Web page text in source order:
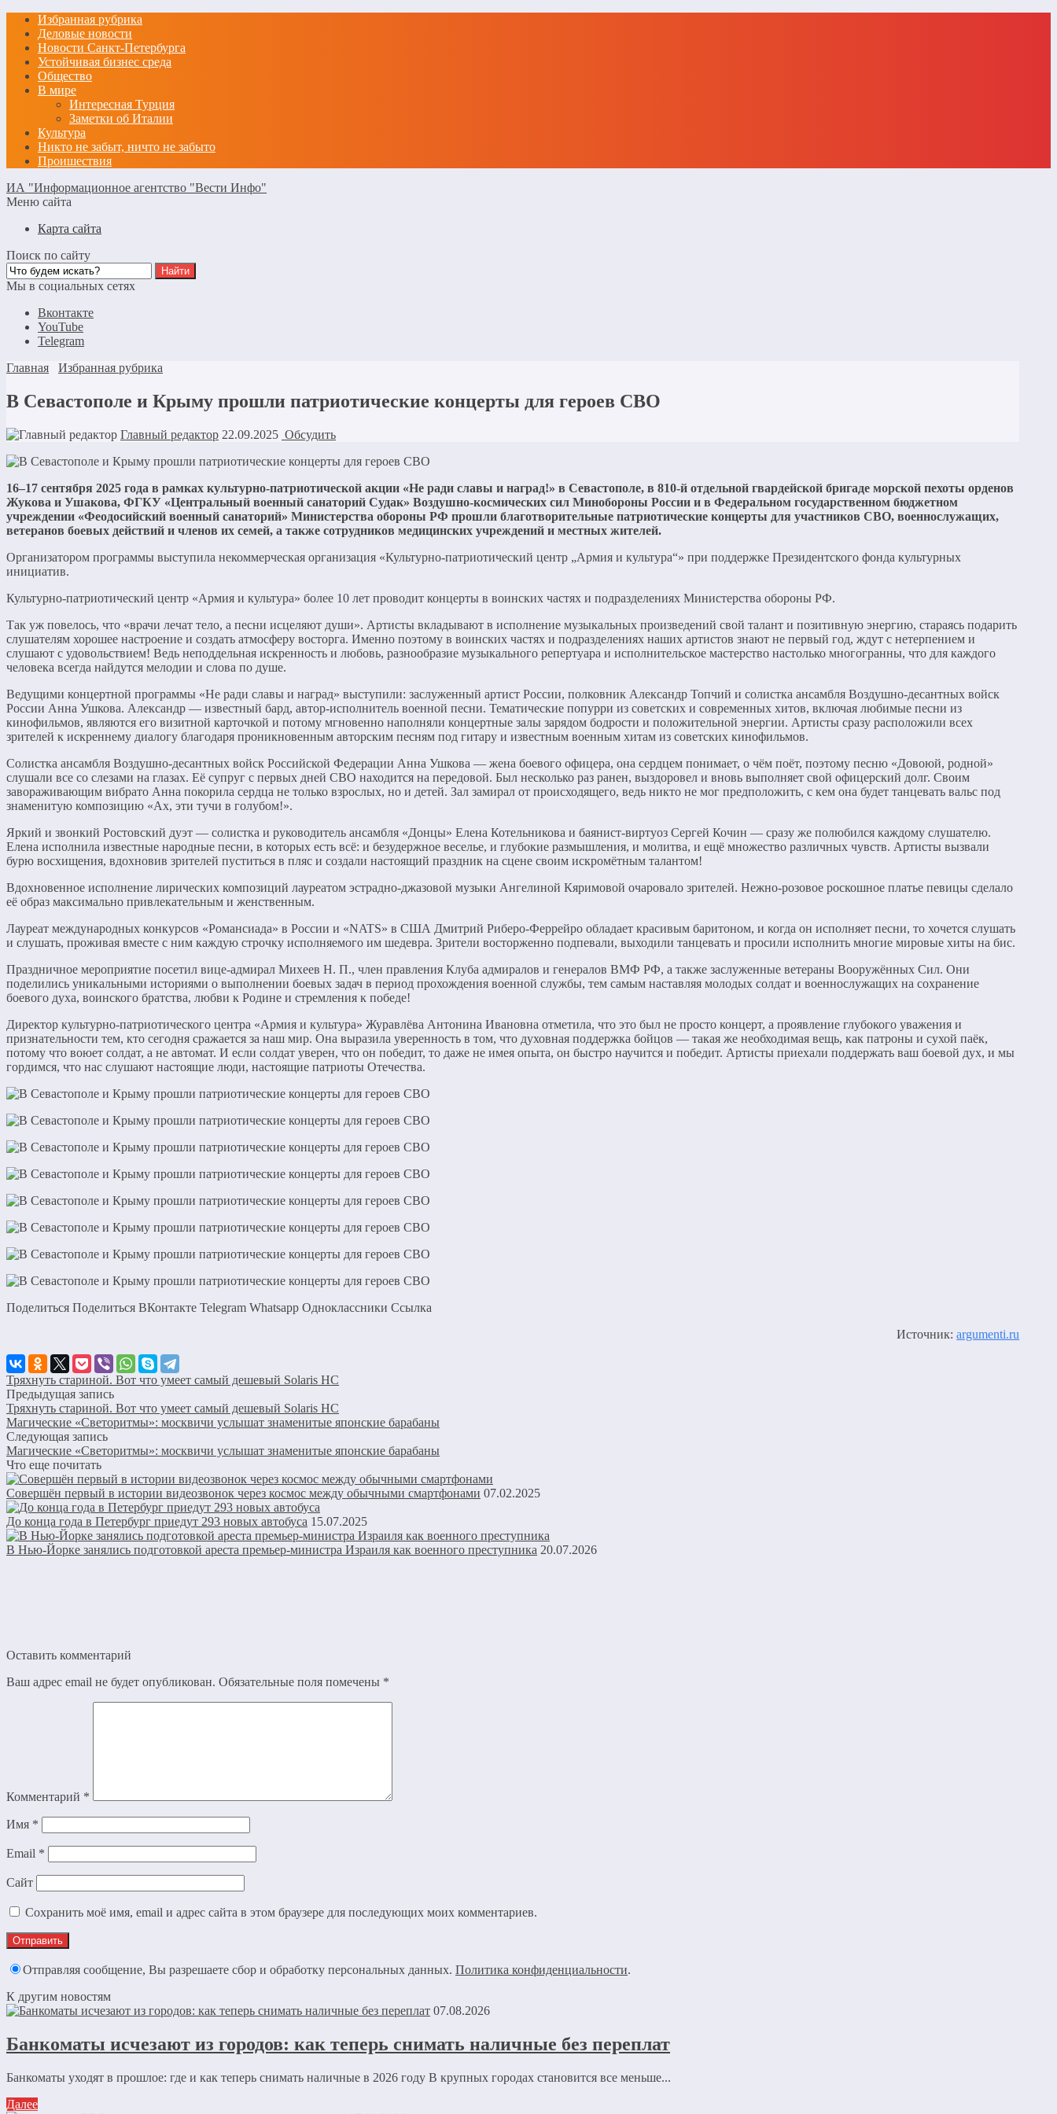
Избранная рубрика
Деловые новости
Новости Санкт-Петербурга
Устойчивая бизнес среда
Общество
В мире
Интересная Турция
Заметки об Италии
Культура
Никто не забыт, ничто не забыто
Проишествия
ИА "Информационное агентство "Вести Инфо"
Меню сайта
Карта сайта
Поиск по сайту
Мы в социальных сетях
Вконтакте
YouTube
Telegram
Главная
Избранная рубрика
В Севастополе и Крыму прошли патриотические концерты для героев СВО
Главный редактор 22.09.2025 Обсудить
16–17 сентября 2025 года в рамках культурно-патриотической акции «Не ради славы и наград!» в Севастополе, в 810-й отдельной гвардейской бригаде морской пехоты орденов
Жукова и Ушакова, ФГКУ «Центральный военный санаторий Судак» Воздушно-космических сил Минобороны России и в Федеральном государственном бюджетном
учреждении «Феодосийский военный санаторий» Министерства обороны РФ прошли благотворительные патриотические концерты для участников СВО, военнослужащих,
ветеранов боевых действий и членов их семей, а также сотрудников медицинских учреждений и местных жителей.
Организатором программы выступила некоммерческая организация «Культурно-патриотический центр „Армия и культура“» при поддержке Президентского фонда культурных
инициатив.
Культурно-патриотический центр «Армия и культура» более 10 лет проводит концерты в воинских частях и подразделениях Министерства обороны РФ.
Так уж повелось, что «врачи лечат тело, а песни исцеляют души». Артисты вкладывают в исполнение музыкальных произведений свой талант и позитивную энергию, стараясь подарить
слушателям хорошее настроение и создать атмосферу восторга. Именно поэтому в воинских частях и подразделениях наших артистов знают не первый год, ждут с нетерпением и
слушают с удовольствием! Ведь неподдельная искренность и любовь, разнообразие музыкального репертуара и исполнительское мастерство настолько многогранны, что для каждого
человека всегда найдутся мелодии и слова по душе.
Ведущими концертной программы «Не ради славы и наград» выступили: заслуженный артист России, полковник Александр Топчий и солистка ансамбля Воздушно-десантных войск
России Анна Ушкова. Александр — известный бард, автор-исполнитель военной песни. Тематические попурри из советских и современных хитов, включая любимые песни из
кинофильмов, являются его визитной карточкой и потому мгновенно наполняли концертные залы зарядом бодрости и положительной энергии. Артисты сразу расположили всех
зрителей к искреннему диалогу благодаря проникновенным авторским песням под гитару и известным военным хитам из советских кинофильмов.
Солистка ансамбля Воздушно-десантных войск Российской Федерации Анна Ушкова — жена боевого офицера, она сердцем понимает, о чём поёт, поэтому песню «Довоюй, родной»
слушали все со слезами на глазах. Её супруг с первых дней СВО находится на передовой. Был несколько раз ранен, выздоровел и вновь выполняет свой офицерский долг. Своим
завораживающим вибрато Анна покорила сердца не только взрослых, но и детей. Зал замирал от происходящего, ведь никто не мог предположить, с кем она будет танцевать вальс под
знаменитую композицию «Ах, эти тучи в голубом!».
Яркий и звонкий Ростовский дуэт — солистка и руководитель ансамбля «Донцы» Елена Котельникова и баянист-виртуоз Сергей Кочин — сразу же полюбился каждому слушателю.
Елена исполнила известные народные песни, в которых есть всё: и безудержное веселье, и глубокие размышления, и молитва, и ещё множество различных чувств. Артисты вызвали
бурю восхищения, вдохновив зрителей пуститься в пляс и создали настоящий праздник на сцене своим искромётным талантом!
Вдохновенное исполнение лирических композиций лауреатом эстрадно-джазовой музыки Ангелиной Кяримовой очаровало зрителей. Нежно-розовое роскошное платье певицы сделало
её образ максимально привлекательным и женственным.
Лауреат международных конкурсов «Романсиада» в России и «NATS» в США Дмитрий Риберо-Феррейро обладает красивым баритоном, и когда он исполняет песни, то хочется слушать
и слушать, проживая вместе с ним каждую строчку исполняемого им шедевра. Зрители восторженно подпевали, выходили танцевать и просили исполнить многие мировые хиты на бис.
Праздничное мероприятие посетил вице-адмирал Михеев Н. П., член правления Клуба адмиралов и генералов ВМФ РФ, а также заслуженные ветераны Вооружённых Сил. Они
поделились уникальными историями о выполнении боевых задач в период прохождения военной службы, тем самым наставляя молодых солдат и военнослужащих на сохранение
боевого духа, воинского братства, любви к Родине и стремления к победе!
Директор культурно-патриотического центра «Армия и культура» Журавлёва Антонина Ивановна отметила, что это был не просто концерт, а проявление глубокого уважения и
признательности тем, кто сегодня сражается за наш мир. Она выразила уверенность в том, что духовная поддержка бойцов — такая же необходимая вещь, как патроны и сухой паёк,
потому что воюет солдат, а не автомат. И если солдат уверен, что он победит, то даже не имея опыта, он быстро научится и победит. Артисты приехали поддержать ваш боевой дух, и мы
гордимся, что нас слушают настоящие люди, настоящие патриоты Отечества.
Поделиться Поделиться ВКонтакте Telegram Whatsapp Одноклассники Cсылка
Источник:argumenti.ru
Тряхнуть стариной. Вот что умеет самый дешевый Solaris HС
Предыдущая запись
Тряхнуть стариной. Вот что умеет самый дешевый Solaris HС
Магические «Светоритмы»: москвичи услышат знаменитые японские барабаны
Следующая запись
Магические «Светоритмы»: москвичи услышат знаменитые японские барабаны
Что еще почитать
Совершён первый в истории видеозвонок через космос между обычными смартфонами 07.02.2025
До конца года в Петербург приедут 293 новых автобуса 15.07.2025
В Нью-Йорке занялись подготовкой ареста премьер-министра Израиля как военного преступника 20.07.2026
Оставить комментарий
Ваш адрес email не будет опубликован. Обязательные поля помечены *
Комментарий *
Имя *
Email *
Сайт
Сохранить моё имя, email и адрес сайта в этом браузере для последующих моих комментариев.
Отправляя сообщение, Вы разрешаете сбор и обработку персональных данных. Политика конфиденциальности.
К другим новостям
07.08.2026
Банкоматы исчезают из городов: как теперь снимать наличные без переплат
Банкоматы уходят в прошлое: где и как теперь снимать наличные в 2026 году В крупных городах становится все меньше...
Далее